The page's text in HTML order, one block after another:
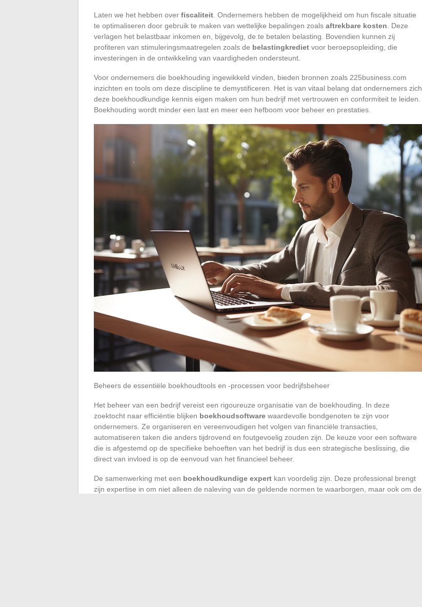
Laten we het hebben over fiscaliteit . Ondernemers hebben de mogelijkheid om hun fiscale situatie
te optimaliseren door gebruik te maken van wettelijke bepalingen zoals aftrekbare kosten . Deze
verlagen het belastbaar inkomen en, bijgevolg, de te betalen belasting. Bovendien kunnen zij
profiteren van stimuleringsmaatregelen zoals de belastingkrediet voor beroepsopleiding, die
investeringen in de ontwikkeling van vaardigheden ondersteunt.
Voor ondernemers die boekhouding ingewikkeld vinden, bieden bronnen zoals 225business.com
inzichten en tools om deze discipline te demystificeren. Het is van vitaal belang dat ondernemers zich
deze boekhoudkundige kennis eigen maken om hun bedrijf met vertrouwen en conformiteit te leiden.
Boekhouding wordt minder een last en meer een hefboom voor beheer en prestaties.
Beheers de essentiële boekhoudtools en -processen voor bedrijfsbeheer
Het beheer van een bedrijf vereist een rigoureuze organisatie van de boekhouding. In deze
zoektocht naar efficiëntie blijken boekhoudsoftware waardevolle bondgenoten te zijn voor
ondernemers. Ze organiseren en vereenvoudigen het volgen van financiële transacties,
automatiseren taken die anders tijdrovend en foutgevoelig zouden zijn. De keuze voor een software
die is afgestemd op de specifieke behoeften van het bedrijf is dus een strategische beslissing, die
direct van invloed is op de eenvoud van het financieel beheer.
De samenwerking met een boekhoudkundige expert kan voordelig zijn. Deze professional brengt
zijn expertise in om niet alleen de naleving van de geldende normen te waarborgen, maar ook om de